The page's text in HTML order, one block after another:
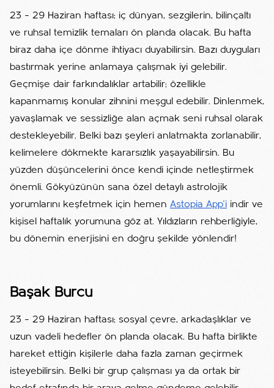
23 – 29 Haziran haftası; iç dünyan, sezgilerin, bilinçaltı
ve ruhsal temizlik temaları ön planda olacak. Bu hafta
biraz daha içe dönme ihtiyacı duyabilirsin. Bazı duyguları
bastırmak yerine anlamaya çalışmak iyi gelebilir.
Geçmişe dair farkındalıklar artabilir; özellikle
kapanmamış konular zihnini meşgul edebilir. Dinlenmek,
yavaşlamak ve sessizliğe alan açmak seni ruhsal olarak
destekleyebilir. Belki bazı şeyleri anlatmakta zorlanabilir,
kelimelere dökmekte kararsızlık yaşayabilirsin. Bu
yüzden düşüncelerini önce kendi içinde netleştirmek
önemli. Gökyüzünün sana özel detaylı astrolojik
yorumlarını keşfetmek için hemen Astopia App'i indir ve
kişisel haftalık yorumuna göz at. Yıldızların rehberliğiyle,
bu dönemin enerjisini en doğru şekilde yönlendir!
Başak Burcu
23 – 29 Haziran haftası; sosyal çevre, arkadaşlıklar ve
uzun vadeli hedefler ön planda olacak. Bu hafta birlikte
hareket ettiğin kişilerle daha fazla zaman geçirmek
isteyebilirsin. Belki bir grup çalışması ya da ortak bir